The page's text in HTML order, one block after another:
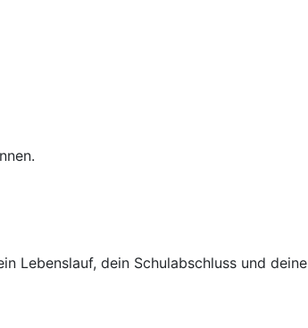
Lebenslauf, dein Schulabschluss und deine